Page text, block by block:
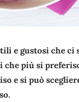
e gustosi che ci
più si
e si può